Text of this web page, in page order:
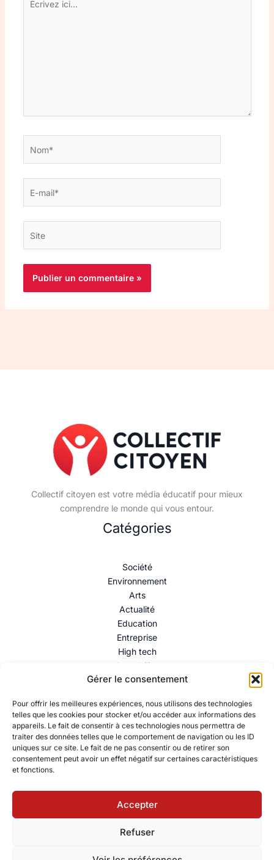
Gérer le consentement
Pour offrir les meilleures expériences, nous utilisons des technologies
telles que les cookies pour stocker et/ou accéder aux informations des
appareils. Le fait de consentir à ces technologies nous permettra de
traiter des données telles que le comportement de navigation ou les ID
uniques sur ce site. Le fait de ne pas consentir ou de retirer son
consentement peut avoir un effet négatif sur certaines caractéristiques
et fonctions.
Accepter
Refuser
ici…
mail*
Collectif citoyen est votre média éducatif pour mieux
comprendre le monde qui vous entour.
Catégories
Société
Environnement
Arts
Actualité
Education
Entreprise
High tech
Immobilier
Mentions légales–Politique de confidentialité–Contact
© 2026 Collectif Citoyen – Ressources éducatives pour
éducatives pour comprendre et agir.